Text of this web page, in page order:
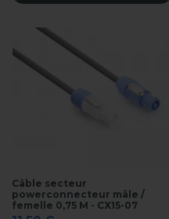
Câble secteur
powerconnecteur mâle /
femelle 0,75 M - CX15-07